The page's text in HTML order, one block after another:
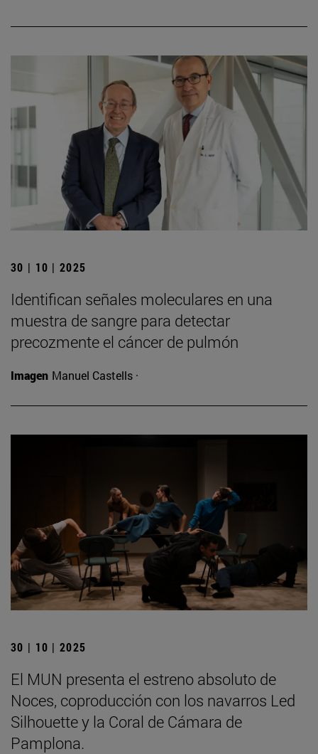
30 | 10 | 2025
Identifican señales moleculares en una
muestra de sangre para detectar
precozmente el cáncer de pulmón
Imagen Manuel Castells ·
30 | 10 | 2025
El MUN presenta el estreno absoluto de
Noces, coproducción con los navarros Led
Silhouette y la Coral de Cámara de
Pamplona.